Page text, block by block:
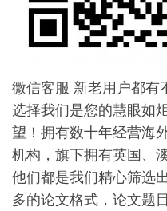
微信客服 新老用户都有
选择我们是您的慧眼如
望！拥有数十年经营海
机构，旗下拥有英国、
他们都是我们精心筛选
多的论文格式，论文题